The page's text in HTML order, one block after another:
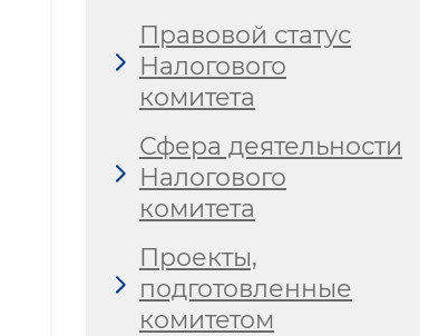
Правовой статус
Налогового
комитета
Сфера деятельности
Налогового
комитета
Проекты,
подготовленные
комитетом